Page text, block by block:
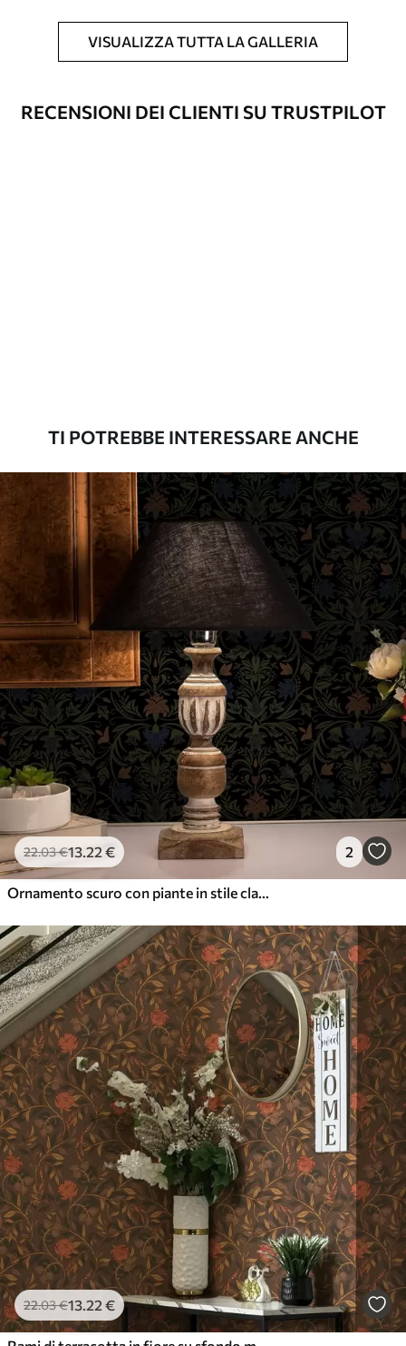
Produzione
L'immagine viene stampata nel formato
desiderato e tagliata in strisce identiche
Opzioni
È possibile aggiungere un rivestimento
Standard
45.0027.00€/m²
Premium
.67 34.00 € /m²
Vinile Premium
65.0039 .00
VISUALIZZA TUTTA LA GALLERIA
RECENSIONI DEI CLIENTI SU TRUSTPILOT
TI POTREBBE INTERESSARE ANCHE
22.03€13.22 € 2
Ornamento scuro con piante in stile classico
22.03€13.22 €